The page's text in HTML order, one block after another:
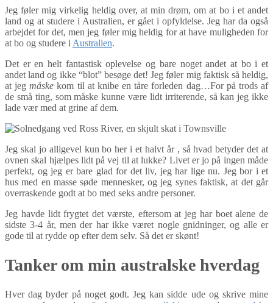
Jeg føler mig virkelig heldig over, at min drøm, om at bo i et andet
land og at studere i Australien, er gået i opfyldelse. Jeg har da også
arbejdet for det, men jeg føler mig heldig for at have muligheden for
at bo og studere i Australien.
Det er en helt fantastisk oplevelse og bare noget andet at bo i et
andet land og ikke “blot” besøge det! Jeg føler mig faktisk så heldig,
at jegmåskekom til at knibe en tåre forleden dag…For på trods af
de små ting, som måske kunne være lidt irriterende, så kan jeg ikke
lade vær med at grine af dem.
Jeg skal jo alligevel kun bo her i et halvt år , så hvad betyder det at
ovnen skal hjælpes lidt på vej til at lukke? Livet er jo på ingen måde
perfekt, og jeg er bare glad for det liv, jeg har lige nu. Jeg bor i et
hus med en masse søde mennesker, og jeg synes faktisk, at det går
overraskende godt at bo med seks andre personer.
Jeg havde lidt frygtet det værste, eftersom at jeg har boet alene de
sidste 3-4 år, men der har ikke været nogle gnidninger, og alle er
gode til at rydde op efter dem selv. Så det er skønt!
Tanker om min australske hverdag
Hver dag byder på noget godt. Jeg kan sidde ude og skrive mine